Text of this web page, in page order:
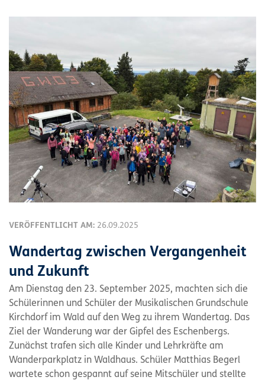
VERÖFFENTLICHT AM: 26.09.2025
Wandertag zwischen Vergangenheit
und Zukunft
Am Dienstag den 23. September 2025, machten sich die
Schülerinnen und Schüler der Musikalischen Grundschule
Kirchdorf im Wald auf den Weg zu ihrem Wandertag. Das
Ziel der Wanderung war der Gipfel des Eschenbergs.
Zunächst trafen sich alle Kinder und Lehrkräfte am
Wanderparkplatz in Waldhaus. Schüler Matthias Begerl
wartete schon gespannt auf seine Mitschüler und stellte